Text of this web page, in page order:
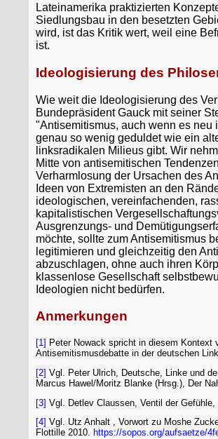
Lateinamerika praktizierten
Siedlungsbau in den besetzten
wird, ist das Kritik wert, weil eine
ist.
Ideologisierung des
Wie weit die Ideologisierung des
Bundepräsident Gauck mit seiner
"Antisemitismus, auch wenn es neu
genau so wenig geduldet wie ein
linksradikalen Milieus gibt. Wir
Mitte von antisemitischen
Verharmlosung der Ursachen des
Ideen von Extremisten an den
ideologischen, vereinfachenden,
kapitalistischen
Ausgrenzungs- und
möchte, sollte zum Antisemitismus
legitimieren und gleichzeitig den
abzuschlagen, ohne auch ihren
klassenlose Gesellschaft
Ideologien nicht bedürfen.
Anmerkungen
[1] Peter Nowack spricht in diesem
Antisemitismusdebatte in der deutschen
[2] Vgl. Peter Ulrich, Deutsche, Linke und
Marcus Hawel/Moritz Blanke (Hrsg.), Der
[3] Vgl. Detlev Claussen, Ventil der Gefühle,
[4] Vgl. Utz Anhalt , Vorwort zu Moshe
Flottille 2010. https://sopos.org/aufsaetze/